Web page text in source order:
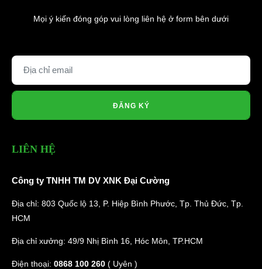
Mọi ý kiến đóng góp vui lòng liên hệ ở form bên dưới
ĐĂNG KÝ
LIÊN HỆ
Công ty TNHH TM DV XNK Đại Cường
Địa chỉ: 803 Quốc lộ 13, P. Hiệp Bình Phước, Tp. Thủ Đức, Tp.
HCM
Địa chỉ xưởng: 49/9 Nhị Bình 16, Hóc Môn, TP.HCM
Điện thoại: 0868 100 260 ( Uyên )